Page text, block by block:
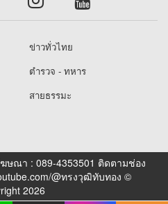
ข่าวทั่วไทย
ตำรวจ - ทหาร
สายธรรมะ
ษณา : 089-4353501 ติดตามช่อง
@ทรงวุฒิทับทอง ©
2026